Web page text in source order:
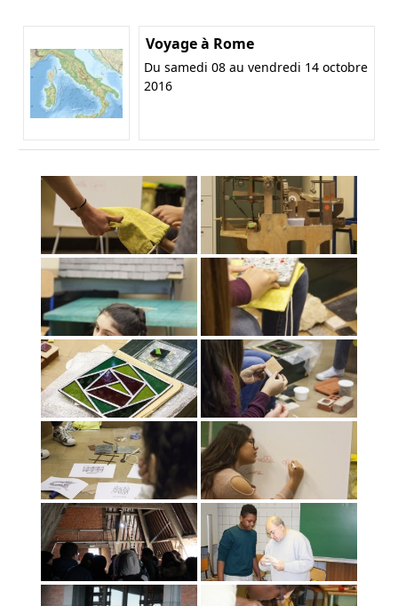
Voyage à Rome
Du samedi 08 au vendredi 14 octobre
2016